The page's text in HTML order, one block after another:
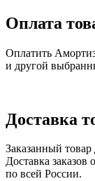
Оплата
Оплатить
и другой
Доставка
Заказанный товар
Доставка
по всей России.